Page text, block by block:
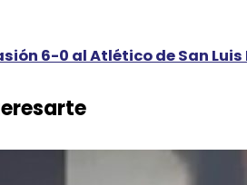
6-0 al Atlético de San Luis